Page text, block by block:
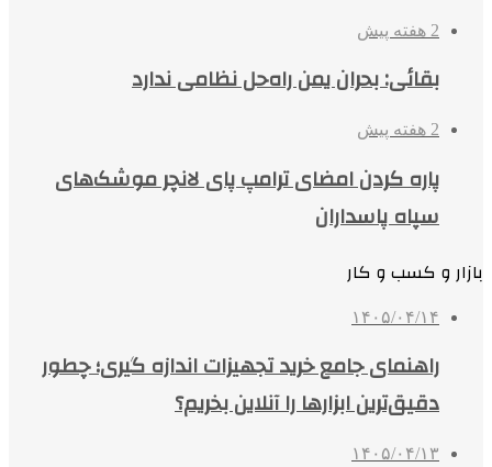
2 هفته پیش
بقائی: بحران یمن راه‌حل نظامی ندارد
2 هفته پیش
پاره کردن امضای ترامپ پای لانچر موشک‌های
سپاه پاسداران
بازار و کسب و کار
۱۴۰۵/۰۴/۱۴
راهنمای جامع خرید تجهیزات اندازه گیری؛ چطور
دقیق‌ترین ابزارها را آنلاین بخریم؟
۱۴۰۵/۰۴/۱۳